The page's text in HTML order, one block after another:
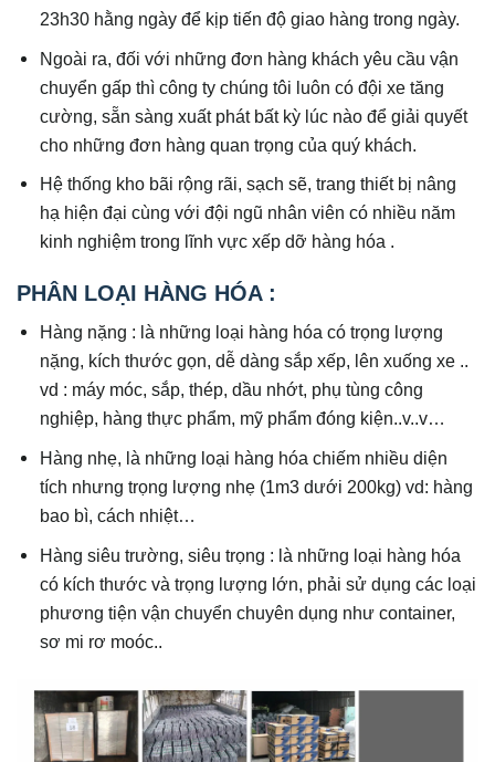
23h30 hằng ngày để kịp tiến độ giao hàng trong ngày.
Ngoài ra, đối với những đơn hàng khách yêu cầu vận
chuyển gấp thì công ty chúng tôi luôn có đội xe tăng
cường, sẵn sàng xuất phát bất kỳ lúc nào để giải quyết
cho những đơn hàng quan trọng của quý khách.
Hệ thống kho bãi rộng rãi, sạch sẽ, trang thiết bị nâng
hạ hiện đại cùng với đội ngũ nhân viên có nhiều năm
kinh nghiệm trong lĩnh vực xếp dỡ hàng hóa .
PHÂN LOẠI HÀNG HÓA :
Hàng nặng : là những loại hàng hóa có trọng lượng
nặng, kích thước gọn, dễ dàng sắp xếp, lên xuống xe ..
vd : máy móc, sắp, thép, dầu nhớt, phụ tùng công
nghiệp, hàng thực phẩm, mỹ phẩm đóng kiện..v..v…
Hàng nhẹ, là những loại hàng hóa chiếm nhiều diện
tích nhưng trọng lượng nhẹ (1m3 dưới 200kg) vd: hàng
bao bì, cách nhiệt…
Hàng siêu trường, siêu trọng : là những loại hàng hóa
có kích thước và trọng lượng lớn, phải sử dụng các loại
phương tiện vận chuyển chuyên dụng như container,
sơ mi rơ moóc..